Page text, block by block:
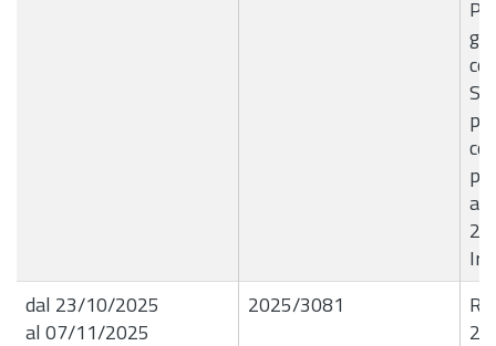
dal 23/10/2025
al 07/11/2025
2025/3081